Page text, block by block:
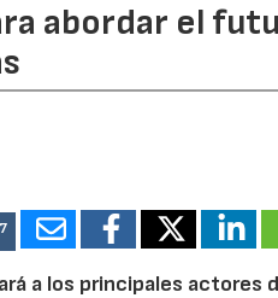
abordar el
a los principales actores